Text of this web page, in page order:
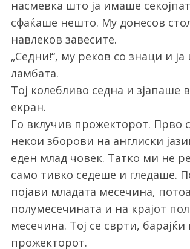
насмевка што ја имаше
сфаќаше нешто. Му донесов
навлеков завесите.
„Седни!“, му реков со знаци и ја
ламбата.
Тој колебливо седна и зјапаше
екран.
Го вклучив прожекторот. Прво
некои зборови на англиски
еден млад човек. Татко ми не
само тивко седеше и гледаше.
појави младата месечина, потоа
полумесечината и на крајот
месечина. Тој се сврти, барајќи
прожекторот.
S
e
r
c
h